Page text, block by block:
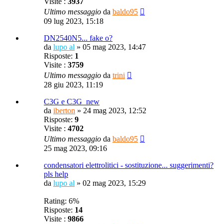
Ultimo messaggio da baldo95
09 lug 2023, 15:18
DN2540N5... fake o?
da lupo al » 05 mag 2023, 14:47
Risposte: 1
Visite : 3759
Ultimo messaggio da trini
28 giu 2023, 11:19
C3G e C3G_new
da iberton » 24 mag 2023, 12:52
Risposte: 9
Visite : 4702
Ultimo messaggio da baldo95
25 mag 2023, 09:16
condensatori elettrolitici - sostituzione... suggerimenti?
pls help
da lupo al » 02 mag 2023, 15:29
Rating: 6%
Risposte: 14
Visite : 9866